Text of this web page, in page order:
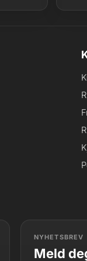
NYHETSBREV
Meld